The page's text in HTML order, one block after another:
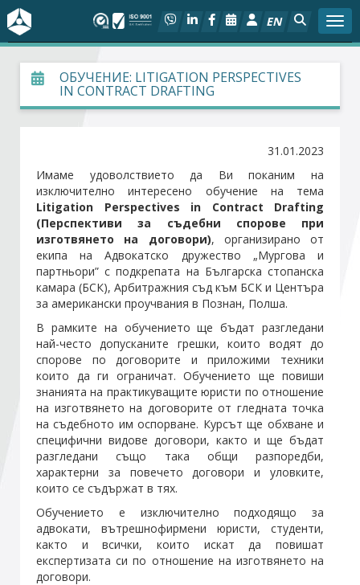
EN
За БСК
На фокус
Социален диалог
Дейности
Арбитражен съд
Членове
Стани член
Абонирайте се!
ОБУЧЕНИЕ: LITIGATION PERSPECTIVES
IN CONTRACT DRAFTING
31.01.2023
Имаме удоволствието да Ви поканим на
изключително интересенo обучение на тема
Litigation Perspectives in Contract Drafting
(Перспективи за съдебни спорове при
изготвянето на договори), организирано от
екипа на Адвокатско дружество „Мургова и
партньори” с подкрепата на Българска стопанска
камара (БСК), Арбитражния съд към БСК и Центъра
за американски проучвания в Познан, Полша.
В рамките на обучението ще бъдат разгледани
най-често допусканите грешки, които водят до
спорове по договорите и приложими техники
които да ги ограничат. Обучението ще повиши
знанията на практикуващите юристи по отношение
на изготвянето на договорите от гледната точка
на съдебното им оспорване. Курсът ще обхване и
специфични видове договори, както и ще бъдат
разгледани също така общи разпоредби,
характерни за повечето договори и уловките,
които се съдържат в тях.
Обучението е изключително подходящо за
адвокати, вътрешнофирмени юристи, студенти,
както и всички, които искат да повишат
експертизата си по отношение на изготвянето на
договори.